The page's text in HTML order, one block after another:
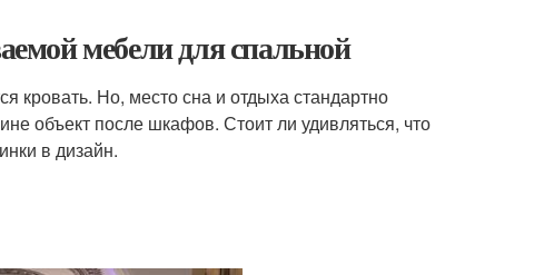
мебели для спальной
кровать. Но, место сна и отдыха стандартно
объект после шкафов. Стоит ли удивляться, что
в дизайн.